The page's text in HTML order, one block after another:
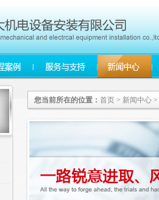
您当前所在的位置： 首页 > 新闻中心 >